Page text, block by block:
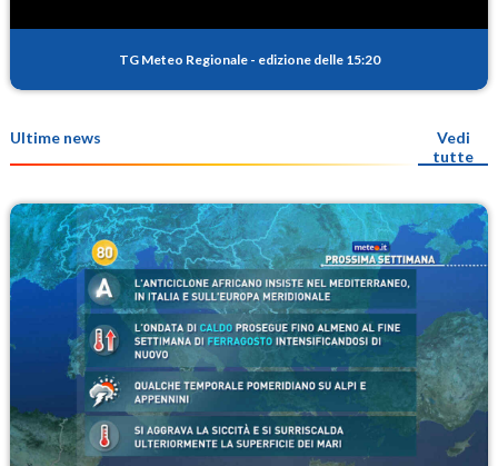
TG Meteo Regionale - edizione delle 15:20
Ultime news
Vedi
tutte